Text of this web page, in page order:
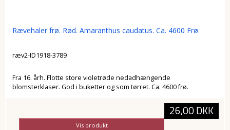
Rævehaler frø. Rød. Amaranthus caudatus. Ca. 4600 Frø.
ræv2-ID1918-3789
Fra 16. årh. Flotte store violetrøde nedadhængende
blomsterklaser. God i buketter og som tørret. Ca. 4600 frø.
26,00 DKK
Vis produkt